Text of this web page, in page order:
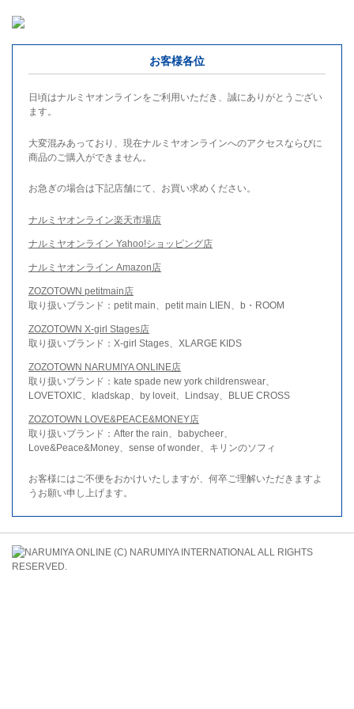
お客様各位
日頃はナルミヤオンラインをご利用いただき、誠にありがとうござい
ます。
大変混みあっており、現在ナルミヤオンラインへのアクセスならびに
商品のご購入ができません。
お急ぎの場合は下記店舗にて、お買い求めください。
ナルミヤオンライン楽天市場店
ナルミヤオンライン Yahoo!ショッピング店
ナルミヤオンライン Amazon店
ZOZOTOWN petitmain店
取り扱いブランド：petit main、petit main LIEN、b・ROOM
ZOZOTOWN X-girl Stages店
取り扱いブランド：X-girl Stages、XLARGE KIDS
ZOZOTOWN NARUMIYA ONLINE店
取り扱いブランド：kate spade new york childrenswear、
LOVETOXIC、kladskap、by loveit、Lindsay、BLUE CROSS
ZOZOTOWN LOVE&PEACE&MONEY店
取り扱いブランド：After the rain、babycheer、
Love&Peace&Money、sense of wonder、キリンのソフィ
お客様にはご不便をおかけいたしますが、何卒ご理解いただきますよ
うお願い申し上げます。